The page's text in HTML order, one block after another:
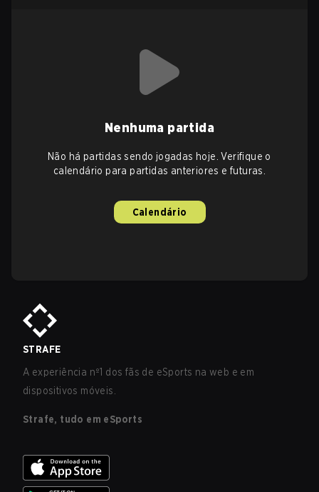
Nenhuma partida
Não há partidas sendo jogadas hoje. Verifique o
calendário para partidas anteriores e futuras.
Calendário
STRAFE
A experiência nº1 dos fãs de eSports na web e em
dispositivos móveis.
Strafe, tudo em eSports